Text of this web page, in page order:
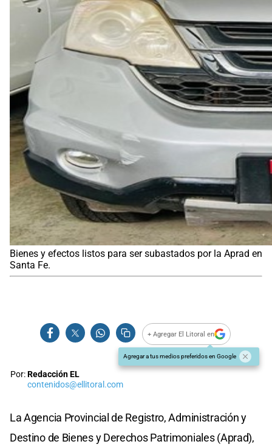
Bienes y efectos listos para ser subastados por la Aprad en
Santa Fe.
+ Agregar El Litoral en
Agregar a tus medios preferidos en Google
Por:Redacción EL
contenidos@ellitoral.com
La Agencia Provincial de Registro, Administración y
Destino de Bienes y Derechos Patrimoniales (Aprad),